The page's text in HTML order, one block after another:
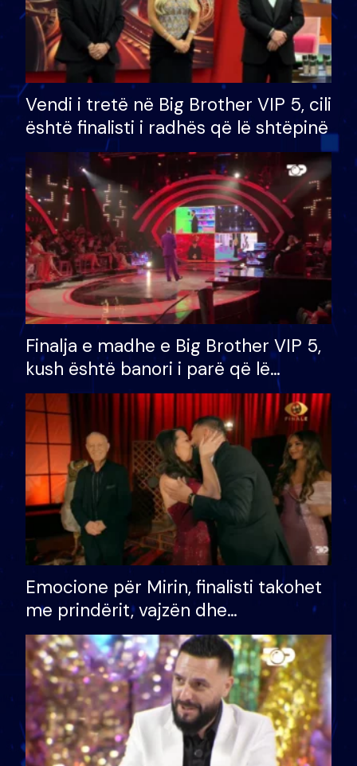
Vendi i tretë në Big Brother VIP 5, cili
është finalisti i radhës që lë shtëpinë
Finalja e madhe e Big Brother VIP 5,
kush është banori i parë që lë
shtëpinë dhe humb mundësinë për
të fituar çmimin e madh
Emocione për Mirin, finalisti takohet
me prindërit, vajzën dhe
bashkëshorten: S’kemi ndonjë letër
divorci apo jo?